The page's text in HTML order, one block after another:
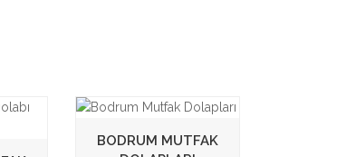
BODRUM MUTFAK